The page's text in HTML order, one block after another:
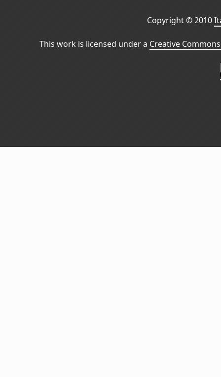
Copyright © 2010
This work is licensed under a Creative